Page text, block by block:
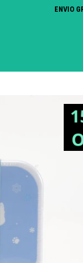
ENVIO